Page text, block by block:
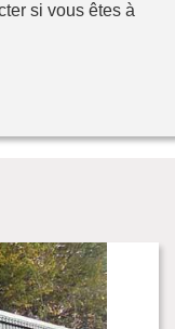
si vous êtes à